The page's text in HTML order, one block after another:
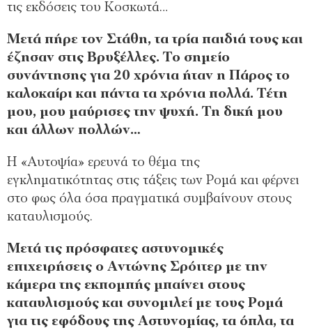
τις εκδόσεις του Κοσκωτά…
Μετά πήρε τον Στάθη, τα τρία παιδιά τους και
έζησαν στις Βρυξέλλες. Το σημείο
συνάντησης για 20 χρόνια ήταν η Πάρος το
καλοκαίρι και πάντα τα χρόνια πολλά. Τέτη
μου, μου μαύρισες την ψυχή. Τη δική μου
και άλλων πολλών…
Η «Αυτοψία» ερευνά το θέμα της
εγκληματικότητας στις τάξεις των Ρομά και φέρνει
στο φως όλα όσα πραγματικά συμβαίνουν στους
καταυλισμούς.
Μετά τις πρόσφατες αστυνομικές
επιχειρήσεις ο Αντώνης Σρόιτερ με την
κάμερα της εκπομπής μπαίνει στους
καταυλισμούς και συνομιλεί με τους Ρομά
για τις εφόδους της Αστυνομίας, τα όπλα, τα